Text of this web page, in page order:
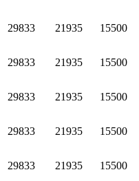
29833 21935 15500
29833 21935 15500
29833 21935 15500
29833 21935 15500
29833 21935 15500